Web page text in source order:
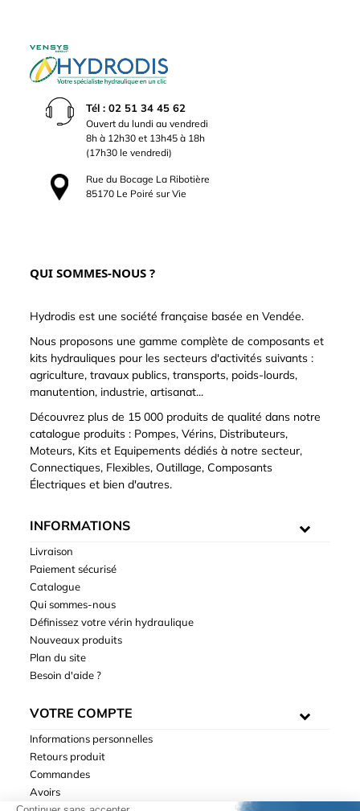
Tél : 02 51 34 45 62
Ouvert du lundi au vendredi
8h à 12h30 et 13h45 à 18h
(17h30 le vendredi)
Rue du Bocage La Ribotière
85170 Le Poiré sur Vie
QUI SOMMES-NOUS ?
Hydrodis est une société française basée en Vendée.
Nous proposons une gamme complète de composants et
kits hydrauliques pour les secteurs d'activités suivants :
agriculture, travaux publics, transports, poids-lourds,
manutention, industrie, artisanat...
Découvrez plus de 15 000 produits de qualité dans notre
catalogue produits : Pompes, Vérins, Distributeurs,
Moteurs, Kits et Equipements dédiés à notre secteur,
Connectiques, Flexibles, Outillage, Composants
Électriques et bien d'autres.
INFORMATIONS
Livraison
Paiement sécurisé
Catalogue
Qui sommes-nous
Définissez votre vérin hydraulique
Nouveaux produits
Plan du site
Besoin d'aide ?
VOTRE COMPTE
Informations personnelles
Retours produit
Commandes
Avoirs